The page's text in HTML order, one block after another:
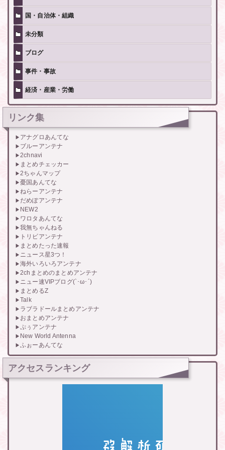
国・自治体・組織
未分類
ブログ
事件・事故
経済・産業・労働
リンク集
アナグロあんてな
ブルーアンテナ
2chnavi
まとめチェッカー
2ちゃんマップ
憂国あんてな
ねらーアンテナ
だめぽアンテナ
NEW2
ワロタあんてな
我無ちゃんねる
トリビアンテナ
まとめたった速報
ニュース星3つ！
海外いろいろアンテナ
2chまとめのまとめアンテナ
ニュー速VIPブログ(`･ω･´)
まとめるZ
Talk
ラブラドールまとめアンテナ
おまとめアンテナ
ぷぅアンテナ
New World Antenna
ふぉーあんてな
アクセスランキング